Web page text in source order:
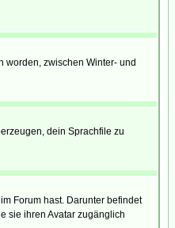
worden, zwischen Winter- und
dein Sprachfile zu
Forum hast. Darunter befindet
sie ihren Avatar zugänglich